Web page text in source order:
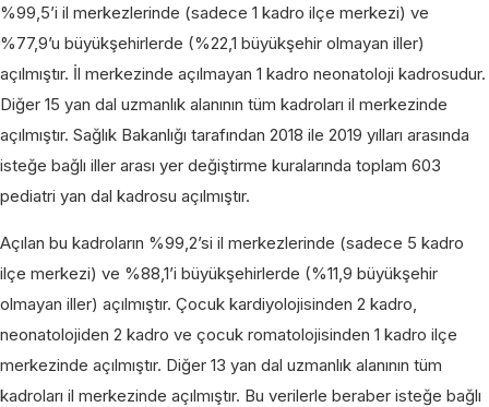
%99,5’i il merkezlerinde (sadece 1 kadro ilçe merkezi) ve
%77,9’u büyükşehirlerde (%22,1 büyükşehir olmayan iller)
açılmıştır. İl merkezinde açılmayan 1 kadro neonatoloji kadrosudur.
Diğer 15 yan dal uzmanlık alanının tüm kadroları il merkezinde
açılmıştır. Sağlık Bakanlığı tarafından 2018 ile 2019 yılları arasında
isteğe bağlı iller arası yer değiştirme kuralarında toplam 603
pediatri yan dal kadrosu açılmıştır.
Açılan bu kadroların %99,2’si il merkezlerinde (sadece 5 kadro
ilçe merkezi) ve %88,1’i büyükşehirlerde (%11,9 büyükşehir
olmayan iller) açılmıştır. Çocuk kardiyolojisinden 2 kadro,
neonatolojiden 2 kadro ve çocuk romatolojisinden 1 kadro ilçe
merkezinde açılmıştır. Diğer 13 yan dal uzmanlık alanının tüm
kadroları il merkezinde açılmıştır. Bu verilerle beraber isteğe bağlı